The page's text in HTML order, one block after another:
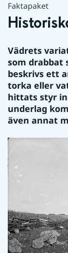
Faktapaket
Vädrets
som drabbat
beskrivs ett
torka eller
hittats styr
underlag
även annat